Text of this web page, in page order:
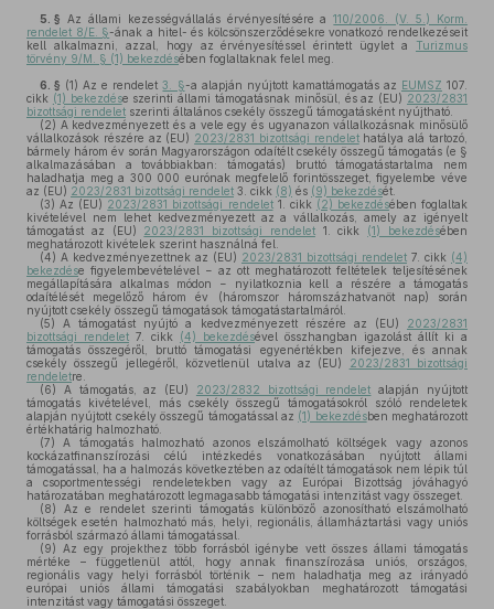
5. § Az állami kezességvállalás érvényesítésére a110/2006. (V. 5.) Korm.
rendelet 8/E. §-ának a hitel- és kölcsönszerződésekre vonatkozó rendelkezéseit
kell alkalmazni, azzal, hogy az érvényesítéssel érintett ügylet a Turizmus
törvény 9/M. § (1) bekezdésében foglaltaknak felel meg.
6. § (1) Az e rendelet3. §-a alapján nyújtott kamattámogatás az EUMSZ 107.
cikk (1) bekezdése szerinti állami támogatásnak minősül, és az (EU) 2023/2831
bizottsági rendelet szerinti általános csekély összegű támogatásként nyújtható.
(2) A kedvezményezett és a vele egy és ugyanazon vállalkozásnak minősülő
vállalkozások részére az (EU) 2023/2831 bizottsági rendelethatálya alá tartozó,
bármely három év során Magyarországon odaítélt csekély összegű támogatás (e §
alkalmazásában a továbbiakban: támogatás) bruttó támogatástartalma nem
haladhatja meg a 300 000 eurónak megfelelő forintösszeget, figyelembe véve
az (EU) 2023/2831 bizottsági rendelet 3. cikk (8) és (9) bekezdését.
(3) Az (EU) 2023/2831 bizottsági rendelet1. cikk (2) bekezdésében foglaltak
kivételével nem lehet kedvezményezett az a vállalkozás, amely az igényelt
támogatást az (EU) 2023/2831 bizottsági rendelet1. cikk (1) bekezdésében
meghatározott kivételek szerint használná fel.
(4) A kedvezményezettnek az (EU) 2023/2831 bizottsági rendelet 7. cikk (4)
bekezdése figyelembevételével − az ott meghatározott feltételek teljesítésének
megállapítására alkalmas módon − nyilatkoznia kell a részére a támogatás
odaítélését megelőző három év (háromszor háromszázhatvanöt nap) során
nyújtott csekély összegű támogatások támogatástartalmáról.
(5) A támogatást nyújtó a kedvezményezett részére az (EU) 2023/2831
bizottsági rendelet 7. cikk (4) bekezdésével összhangban igazolást állít ki a
támogatás összegéről, bruttó támogatási egyenértékben kifejezve, és annak
csekély összegű jellegéről, közvetlenül utalva az (EU)
2023/2831 bizottsági
rendeletre.
(6) A támogatás, az (EU) 2023/2832 bizottsági rendelet alapján nyújtott
támogatás kivételével, más csekély összegű támogatásokról szóló rendeletek
alapján nyújtott csekély összegű támogatással az (1) bekezdésben meghatározott
értékhatárig halmozható.
(7) A támogatás halmozható azonos elszámolható költségek vagy azonos
kockázatfinanszírozási célú intézkedés vonatkozásában nyújtott állami
támogatással, ha a halmozás következtében az odaítélt támogatások nem lépik túl
a csoportmentességi rendeletekben vagy az Európai Bizottság jóváhagyó
határozatában meghatározott legmagasabb támogatási intenzitást vagy összeget.
(8) Az e rendelet szerinti támogatás különböző azonosítható elszámolható
költségek esetén halmozható más, helyi, regionális, államháztartási vagy uniós
forrásból származó állami támogatással.
(9) Az egy projekthez több forrásból igénybe vett összes állami támogatás
mértéke – függetlenül attól, hogy annak finanszírozása uniós, országos,
regionális vagy helyi forrásból történik – nem haladhatja meg az irányadó
európai uniós állami támogatási szabályokban meghatározott támogatási
intenzitást vagy támogatási összeget.